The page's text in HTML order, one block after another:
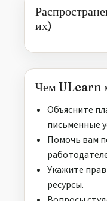
их)
Чем ULearn
Объясните
письменные
Помочь вам
Укажите
ресурсы.